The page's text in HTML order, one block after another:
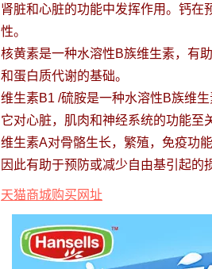
肾脏和心脏的功能中发挥作用。钙在
性。
核黄素是一种水溶性B族维生素，有
和蛋白质代谢的基础。
维生素B1 /硫胺是一种水溶性B族维
它对心脏，肌肉和神经系统的功能至
维生素A对骨骼生长，繁殖，免疫功
因此有助于预防或减少自由基引起
天猫商城购买网址